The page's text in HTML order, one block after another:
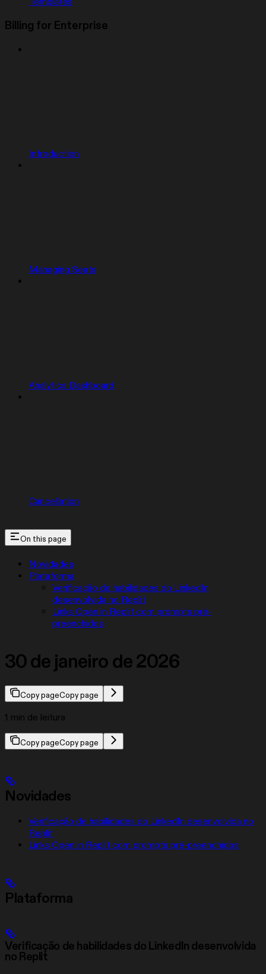
Billing for Enterprise
Introduction
Managing Seats
Analytics Dashboard
Cancellation
On this page
Novidades
Plataforma
Verificação de habilidades do LinkedIn
desenvolvida no Replit
Links Open in Replit com prompts pré-
preenchidos
30 de janeiro de 2026
Copy pageCopy page
1 min de leitura
Copy pageCopy page
Novidades
Verificação de habilidades do LinkedIn desenvolvida no
Replit
Links Open in Replit com prompts pré-preenchidos
Plataforma
Verificação de habilidades do LinkedIn desenvolvida
no Replit